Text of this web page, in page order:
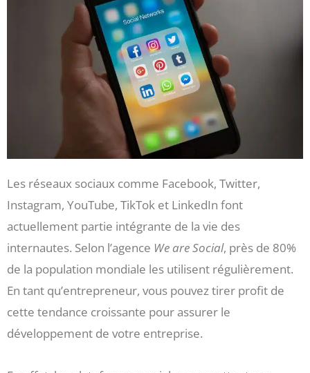
Les réseaux sociaux comme Facebook, Twitter,
Instagram, YouTube, TikTok et LinkedIn font
actuellement partie intégrante de la vie des
internautes. Selon l’agence We are Social, près de 80%
de la population mondiale les utilisent régulièrement.
En tant qu’entrepreneur, vous pouvez tirer profit de
cette tendance croissante pour assurer le
développement de votre entreprise.